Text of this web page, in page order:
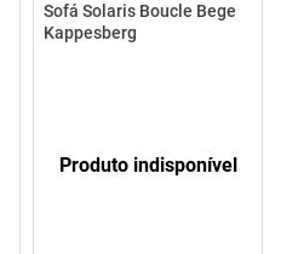
Sofá Solaris Boucle Bege
Kappesberg
Produto indisponível